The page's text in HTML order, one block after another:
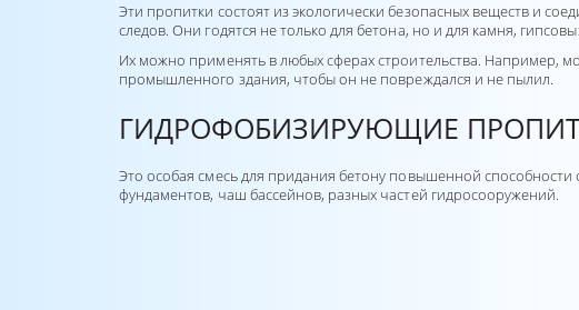
Эти пропитки состоят из экологически безопасных веществ и
следов. Они годятся не только для бетона, но и для камня,
Их можно применять в любых сферах строительства. Например,
промышленного здания, чтобы он не повреждался и не пылил.
ГИДРОФОБИЗИРУЮЩИЕ
Это особая смесь для придания бетону повышенной
фундаментов, чаш бассейнов, разных частей гидросооружений.